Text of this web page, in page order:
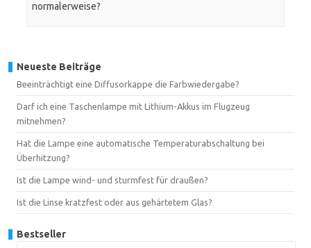
normalerweise?
Neueste Beiträge
Beeinträchtigt eine Diffusorkappe die Farbwiedergabe?
Darf ich eine Taschenlampe mit Lithium-Akkus im Flugzeug
mitnehmen?
Hat die Lampe eine automatische Temperaturabschaltung bei
Überhitzung?
Ist die Lampe wind- und sturmfest für draußen?
Ist die Linse kratzfest oder aus gehärtetem Glas?
Bestseller